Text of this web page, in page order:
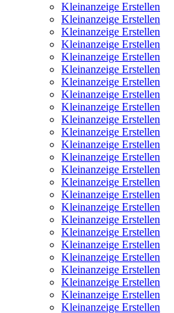
Kleinanzeige Erstellen
Kleinanzeige Erstellen
Kleinanzeige Erstellen
Kleinanzeige Erstellen
Kleinanzeige Erstellen
Kleinanzeige Erstellen
Kleinanzeige Erstellen
Kleinanzeige Erstellen
Kleinanzeige Erstellen
Kleinanzeige Erstellen
Kleinanzeige Erstellen
Kleinanzeige Erstellen
Kleinanzeige Erstellen
Kleinanzeige Erstellen
Kleinanzeige Erstellen
Kleinanzeige Erstellen
Kleinanzeige Erstellen
Kleinanzeige Erstellen
Kleinanzeige Erstellen
Kleinanzeige Erstellen
Kleinanzeige Erstellen
Kleinanzeige Erstellen
Kleinanzeige Erstellen
Kleinanzeige Erstellen
Kleinanzeige Erstellen